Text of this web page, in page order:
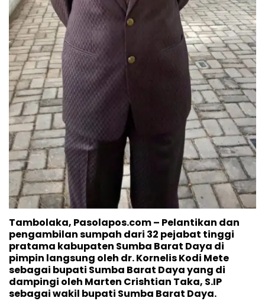
Tambolaka, Pasolapos.com – Pelantikan dan
pengambilan sumpah dari 32 pejabat tinggi
pratama kabupaten Sumba Barat Daya di
pimpin langsung oleh dr. Kornelis Kodi Mete
sebagai bupati Sumba Barat Daya yang di
dampingi oleh Marten Crishtian Taka, S.IP
sebagai wakil bupati Sumba Barat Daya.